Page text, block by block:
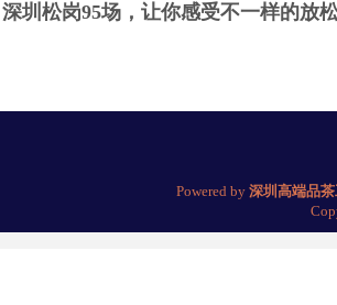
深圳松岗95场，让你感受不一样的放
Powered by 深圳高端品